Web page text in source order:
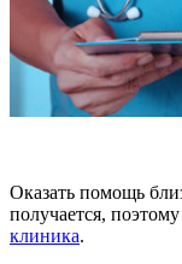
Оказать помощь
получается,
клиника.